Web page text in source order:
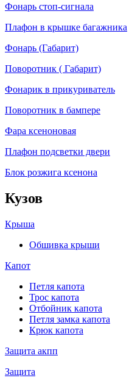
Фонарь стоп-сигнала
Плафон в крышке багажника
Фонарь (Габарит)
Поворотник ( Габарит)
Фонарик в прикуриватель
Поворотник в бампере
Фара ксеноновая
Плафон подсветки двери
Блок розжига ксенона
Кузов
Крыша
Обшивка крыши
Капот
Петля капота
Трос капота
Отбойник капота
Петля замка капота
Крюк капота
Защита акпп
Защита